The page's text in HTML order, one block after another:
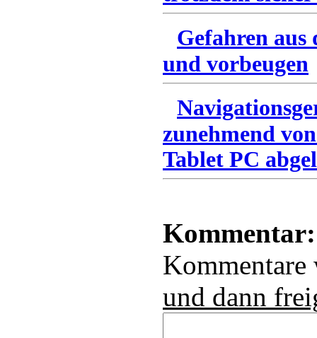
Gefahren
und vorbeugen
zunehmend
Tablet PC
Kommentar:
und dann